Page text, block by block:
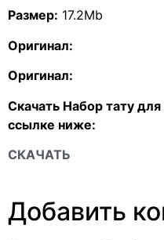
Размер: 17.2Mb
Оригинал:
Оригинал:
Скачать Набор тату
ссылке ниже:
СКАЧАТЬ
Добавить